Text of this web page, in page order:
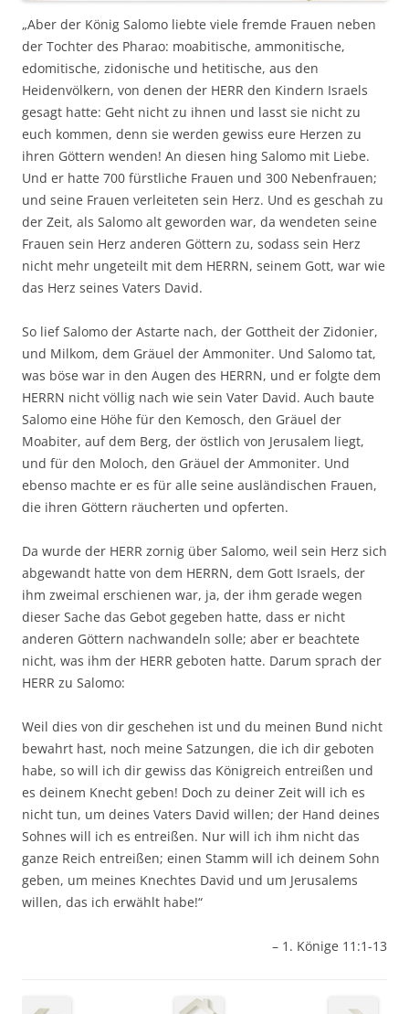
„Aber der König Salomo liebte viele fremde Frauen neben
der Tochter des Pharao: moabitische, ammonitische,
edomitische, zidonische und hetitische, aus den
Heidenvölkern, von denen der HERR den Kindern Israels
gesagt hatte: Geht nicht zu ihnen und lasst sie nicht zu
euch kommen, denn sie werden gewiss eure Herzen zu
ihren Göttern wenden! An diesen hing Salomo mit Liebe.
Und er hatte 700 fürstliche Frauen und 300 Nebenfrauen;
und seine Frauen verleiteten sein Herz. Und es geschah zu
der Zeit, als Salomo alt geworden war, da wendeten seine
Frauen sein Herz anderen Göttern zu, sodass sein Herz
nicht mehr ungeteilt mit dem HERRN, seinem Gott, war wie
das Herz seines Vaters David.
So lief Salomo der Astarte nach, der Gottheit der Zidonier,
und Milkom, dem Gräuel der Ammoniter. Und Salomo tat,
was böse war in den Augen des HERRN, und er folgte dem
HERRN nicht völlig nach wie sein Vater David. Auch baute
Salomo eine Höhe für den Kemosch, den Gräuel der
Moabiter, auf dem Berg, der östlich von Jerusalem liegt,
und für den Moloch, den Gräuel der Ammoniter. Und
ebenso machte er es für alle seine ausländischen Frauen,
die ihren Göttern räucherten und opferten.
Da wurde der HERR zornig über Salomo, weil sein Herz sich
abgewandt hatte von dem HERRN, dem Gott Israels, der
ihm zweimal erschienen war, ja, der ihm gerade wegen
dieser Sache das Gebot gegeben hatte, dass er nicht
anderen Göttern nachwandeln solle; aber er beachtete
nicht, was ihm der HERR geboten hatte. Darum sprach der
HERR zu Salomo:
Weil dies von dir geschehen ist und du meinen Bund nicht
bewahrt hast, noch meine Satzungen, die ich dir geboten
habe, so will ich dir gewiss das Königreich entreißen und
es deinem Knecht geben! Doch zu deiner Zeit will ich es
nicht tun, um deines Vaters David willen; der Hand deines
Sohnes will ich es entreißen. Nur will ich ihm nicht das
ganze Reich entreißen; einen Stamm will ich deinem Sohn
geben, um meines Knechtes David und um Jerusalems
willen, das ich erwählt habe!“
– 1. Könige 11:1-13